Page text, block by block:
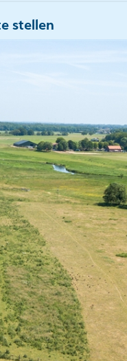
stellen